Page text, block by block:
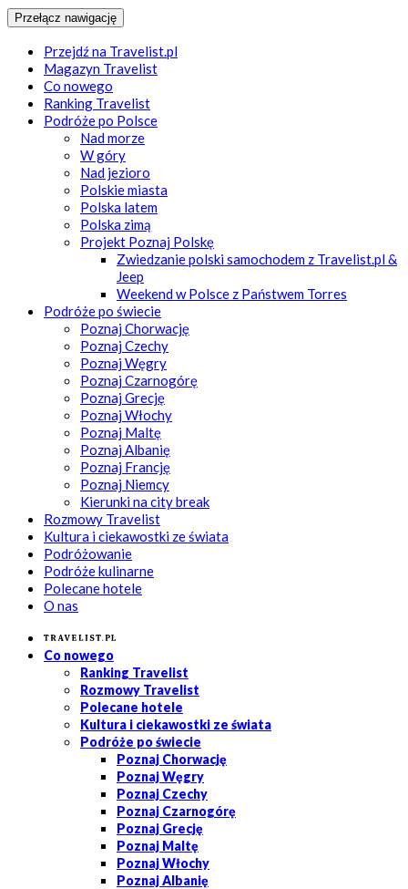
Przełącz nawigację
Przejdź na Travelist.pl
Magazyn Travelist
Co nowego
Ranking Travelist
Podróże po Polsce
Nad morze
W góry
Nad jezioro
Polskie miasta
Polska latem
Polska zimą
Projekt Poznaj Polskę
Zwiedzanie polski samochodem z Travelist.pl &
Jeep
Weekend w Polsce z Państwem Torres
Podróże po świecie
Poznaj Chorwację
Poznaj Czechy
Poznaj Węgry
Poznaj Czarnogórę
Poznaj Grecję
Poznaj Włochy
Poznaj Maltę
Poznaj Albanię
Poznaj Francję
Poznaj Niemcy
Kierunki na city break
Rozmowy Travelist
Kultura i ciekawostki ze świata
Podróżowanie
Podróże kulinarne
Polecane hotele
O nas
Travelist.pl
Co nowego
Ranking Travelist
Rozmowy Travelist
Polecane hotele
Kultura i ciekawostki ze świata
Podróże po świecie
Poznaj Chorwację
Poznaj Węgry
Poznaj Czechy
Poznaj Czarnogórę
Poznaj Grecję
Poznaj Maltę
Poznaj Włochy
Poznaj Albanię